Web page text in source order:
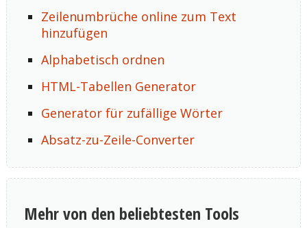
Zeilenumbrüche online zum Text
hinzufügen
Alphabetisch ordnen
HTML-Tabellen Generator
Generator für zufällige Wörter
Absatz-zu-Zeile-Converter
Mehr von den beliebtesten Tools